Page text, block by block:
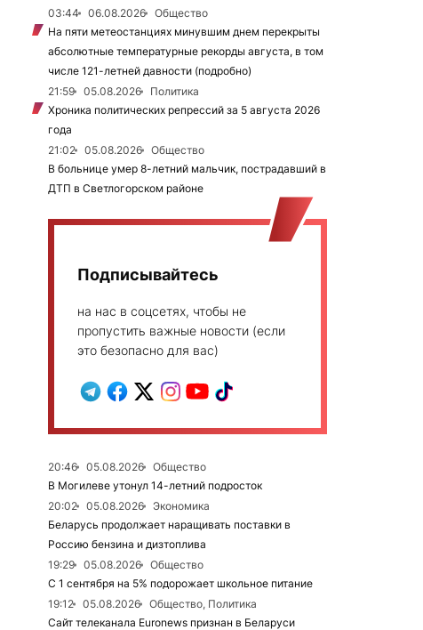
03:44
06.08.2026
Общество
На пяти метеостанциях минувшим днем перекрыты
абсолютные температурные рекорды августа, в том
числе 121-летней давности (подробно)
21:59
05.08.2026
Политика
Хроника политических репрессий за 5 августа 2026
года
21:02
05.08.2026
Общество
В больнице умер 8-летний мальчик, пострадавший в
ДТП в Светлогорском районе
Подписывайтесь
на нас в соцсетях, чтобы не
пропустить важные новости (если
это безопасно для вас)
20:46 05.08.2026
Общество
В Могилеве утонул 14-летний подросток
20:02
05.08.2026
Экономика
Беларусь продолжает наращивать поставки в
Россию бензина и дизтоплива
19:29
05.08.2026
Общество
С 1 сентября на 5% подорожает школьное питание
19:12
05.08.2026
Общество, Политика
Сайт телеканала Euronews признан в Беларуси